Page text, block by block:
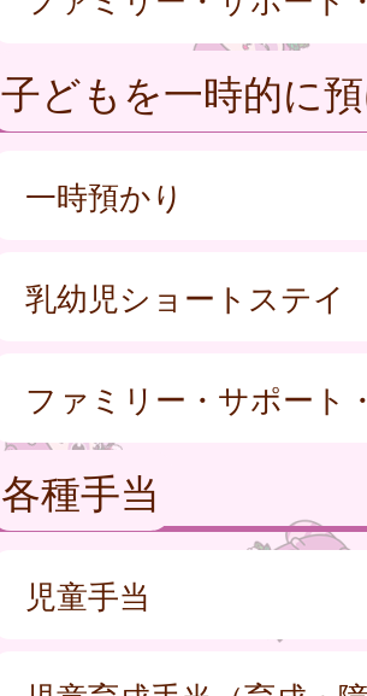
子どもを一時的に
一時預かり
乳幼児ショートステイ
ファミリー・サポート
各種手当
児童手当